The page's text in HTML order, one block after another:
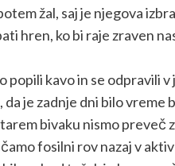
žal, saj je njegova
hren, ko bi raje zraven
popili kavo in se odpravili v
je zadnje dni bilo vreme
bivaku nismo
fosilni rov nazaj v